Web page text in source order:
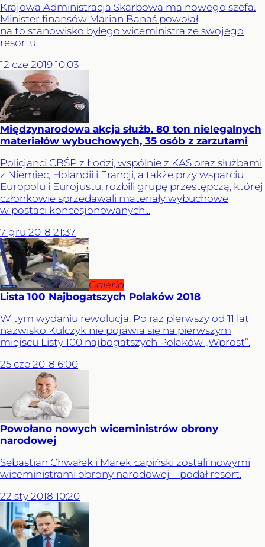
Krajowa Administracja Skarbowa ma nowego szefa.
Minister finansów Marian Banaś powołał
na to stanowisko byłego wiceministra ze swojego
resortu.
12 cze 2019 10:03
Międzynarodowa akcja służb. 80 ton nielegalnych
materiałów wybuchowych, 35 osób z zarzutami
Policjanci CBŚP z Łodzi, wspólnie z KAS oraz służbami
z Niemiec, Holandii i Francji, a także przy wsparciu
Europolu i Eurojustu, rozbili grupę przestępczą, której
członkowie sprzedawali materiały wybuchowe
w postaci koncesjonowanych...
7 gru 2018 21:37
Galeria
Lista 100 Najbogatszych Polaków 2018
W tym wydaniu rewolucja. Po raz pierwszy od 11 lat
nazwisko Kulczyk nie pojawia się na pierwszym
miejscu Listy 100 najbogatszych Polaków „Wprost”.
25 cze 2018 6:00
Powołano nowych wiceministrów obrony
narodowej
Sebastian Chwałek i Marek Łapiński zostali nowymi
wiceministrami obrony narodowej – podał resort.
22 sty 2018 10:20